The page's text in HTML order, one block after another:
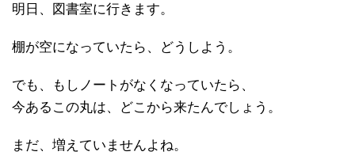
明日、図書室に行きます。
棚が空になっていたら、どうしよう。
でも、もしノートがなくなっていたら、
今あるこの丸は、どこから来たんでしょう。
まだ、増えていませんよね。